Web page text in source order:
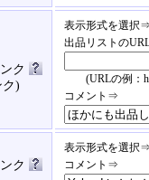
ク
)
表示形式を選択
出品リストの
(URLの例：
コメント⇒
ク
表示形式を選択
コメント⇒